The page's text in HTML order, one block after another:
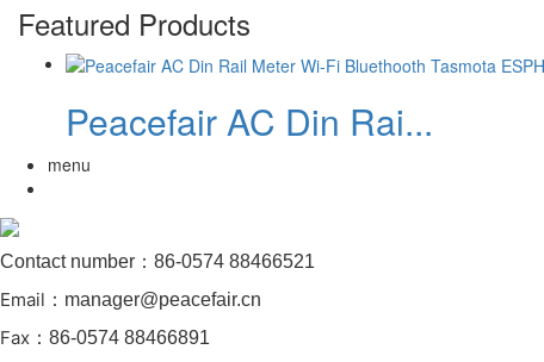
Featured Products
Peacefair AC Din Rai...
menu
Contact number：86-0574 88466521
Email ：manager@peacefair.cn
Fax ：86-0574 88466891